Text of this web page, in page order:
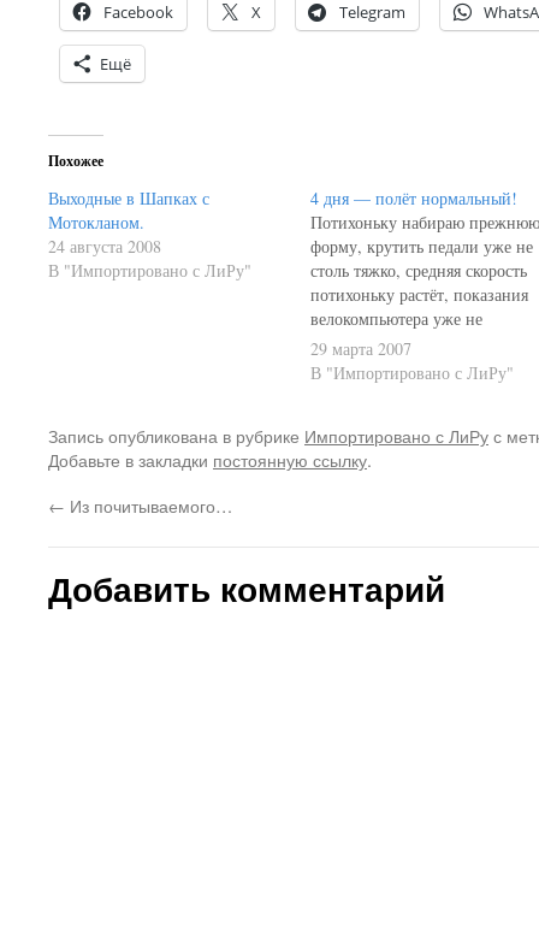
Facebook X Telegram
Ещё
Похожее
Выходные в Шапках с
Мотокланом.
24 августа 2008
В "Импортировано с ЛиРу"
4 дня — полёт нормальный!
Потихоньку набираю прежнюю
форму, крутить педали уже не
столь тяжко, средняя скорость
потихоньку растёт, показания
велокомпьютера уже не
шокируют)))Сегодня наконец-
то уложился в 35 минут езды
(34,47 против 40 с копейками
поднялась до 22,8 км/ч.
Единственное - всё ещё не
29 марта 2007
В "Импортировано с ЛиРу"
Запись опубликована в рубрике Импортировано с ЛиРус
Добавьте в закладки постоянную ссылку.
← Из почитываемого…
Добавить комментарий